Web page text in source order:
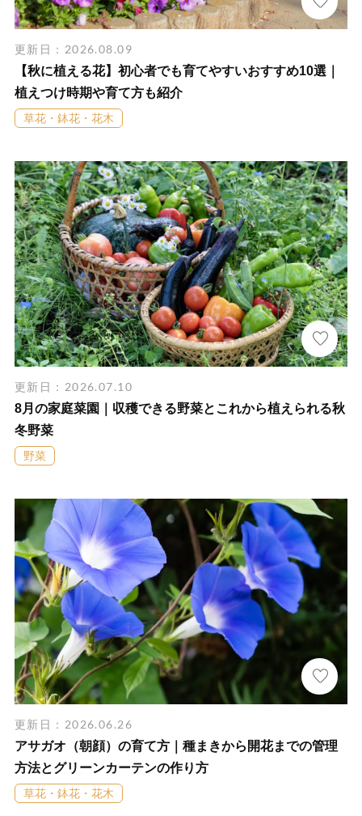
更新日：2026.08.09
【秋に植える花】初心者でも育てやすいおすすめ10選｜
植えつけ時期や育て方も紹介
草花・鉢花・花木
更新日：2026.07.10
8月の家庭菜園｜収穫できる野菜とこれから植えられる秋
冬野菜
野菜
更新日：2026.06.26
アサガオ（朝顔）の育て方｜種まきから開花までの管理
方法とグリーンカーテンの作り方
草花・鉢花・花木